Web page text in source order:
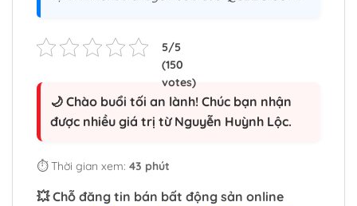
🌙 Chào buổi tối an lành! Chúc bạn nhận
được nhiều giá trị từ Nguyễn Huỳnh Lộc.
⏱️ Thời gian xem: 43 phút
💥 Chỗ đăng tin bán bất động sản online